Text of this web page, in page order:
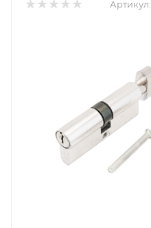
Артикул: